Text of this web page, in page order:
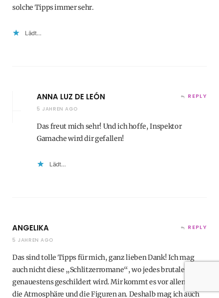
solche Tipps immer sehr.
Lädt…
ANNA LUZ DE LEÓN
5 JAHREN AGO
REPLY
Das freut mich sehr! Und ich hoffe, Inspektor
Gamache wird dir gefallen!
Lädt…
ANGELIKA
5 JAHREN AGO
REPLY
Das sind tolle Tipps für mich, ganz lieben Dank! Ich mag
auch nicht diese „Schlitzerromane“, wo jedes brutale Detail
genauestens geschildert wird. Mir kommt es vor allem auf
die Atmosphäre und die Figuren an. Deshalb mag ich auch